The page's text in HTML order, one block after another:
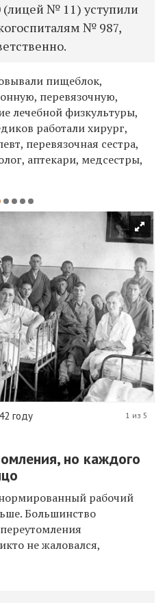
(лицей № 11) уступили
№ 987,
пищеблок,
перевязочную,
лечебной физкультуры,
работали хирург,
перевязочная сестра,
аптекари, медсестры,
году 1 из 5
но каждого
рабочий
. Большинство
не жаловался,